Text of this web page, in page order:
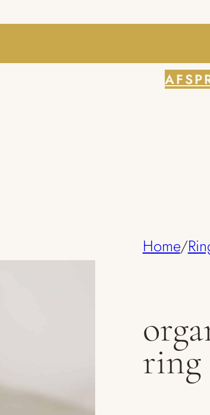
Home/
ring